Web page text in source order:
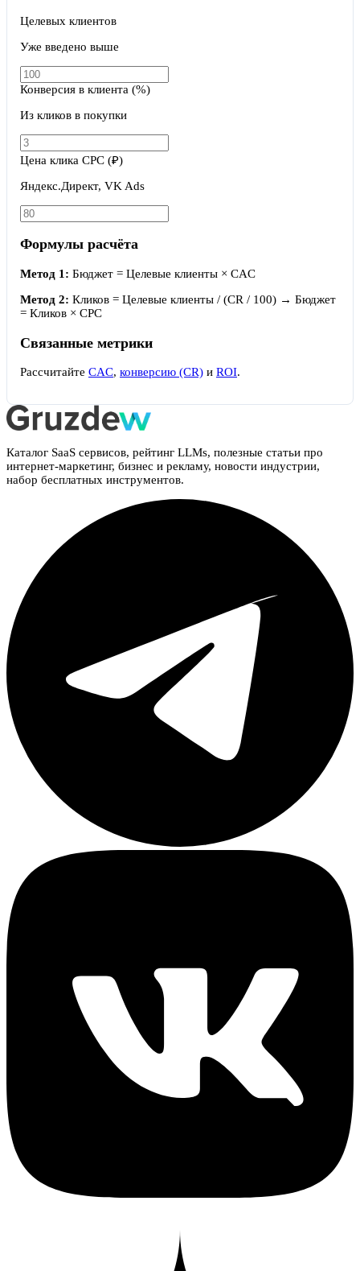
Целевых клиентов
Уже введено выше
Конверсия в клиента (%)
Из кликов в покупки
Цена клика CPC (₽)
Яндекс.Директ, VK Ads
Формулы расчёта
Метод 1: Бюджет = Целевые клиенты × CAC
Метод 2: Кликов = Целевые клиенты / (CR / 100) → Бюджет
= Кликов × CPC
Связанные метрики
Рассчитайте CAC, конверсию (CR) и ROI.
Каталог SaaS сервисов, рейтинг LLMs, полезные статьи про
интернет-маркетинг, бизнес и рекламу, новости индустрии,
набор бесплатных инструментов.